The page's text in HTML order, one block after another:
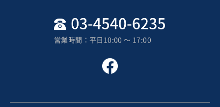
営業時間：平日10:00 〜 17:00